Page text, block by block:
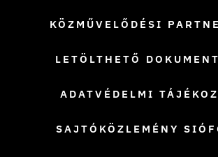
KÖZMŰVELŐDÉSI
LETÖLTHETŐ
ADATVÉDELMI
SAJTÓKÖZLEMÉNY